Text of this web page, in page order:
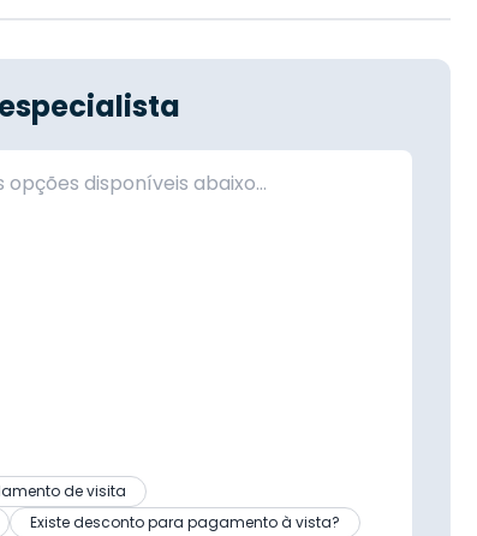
de visita
Existe desconto para pagamento à vista?